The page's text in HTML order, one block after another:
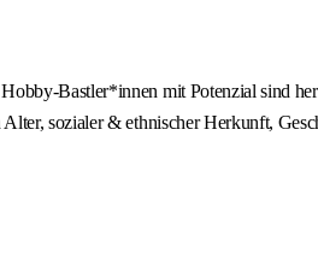
Bastler*innen mit Potenzial sind
sozialer & ethnischer Herkunft,